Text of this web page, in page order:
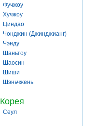
Фучжоу
Хучжоу
Циндао
Чонджин (Джинджианг)
Чэнду
Шаньтоу
Шаосин
Шиши
Шэньчжень
Корея
Сеул